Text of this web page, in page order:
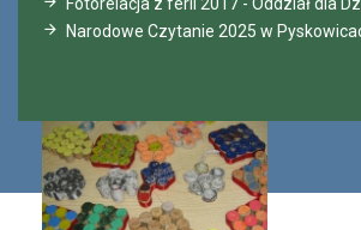
Narodowe Czytanie 2025 w